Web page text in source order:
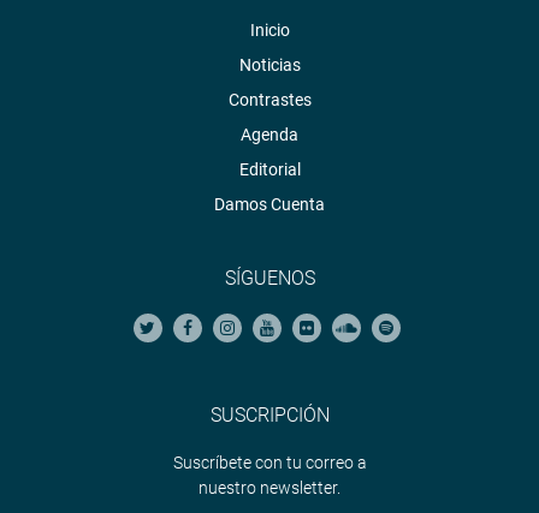
Inicio
Noticias
Contrastes
Agenda
Editorial
Damos Cuenta
SÍGUENOS
SUSCRIPCIÓN
Suscríbete con tu correo a
nuestro newsletter.